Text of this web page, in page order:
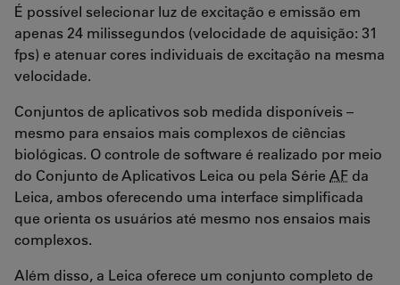
É possível selecionar luz de excitação e emissão em
apenas 24 milissegundos (velocidade de aquisição: 31
fps) e atenuar cores individuais de excitação na mesma
velocidade.
Conjuntos de aplicativos sob medida disponíveis –
mesmo para ensaios mais complexos de ciências
biológicas. O controle de software é realizado por meio
do Conjunto de Aplicativos Leica ou pela Série AF da
Leica, ambos oferecendo uma interface simplificada
que orienta os usuários até mesmo nos ensaios mais
complexos.
Além disso, a Leica oferece um conjunto completo de